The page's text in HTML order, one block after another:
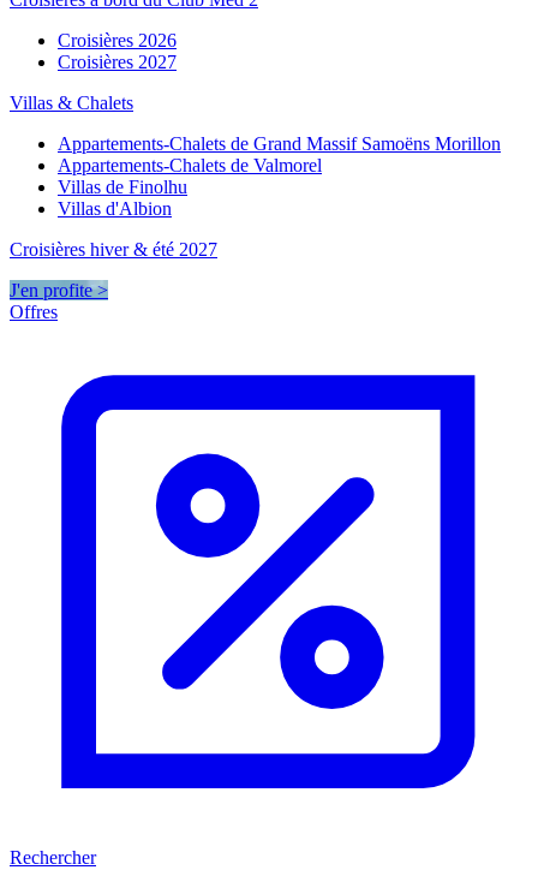
Croisières 2026
Croisières 2027
Villas & Chalets
Appartements-Chalets de Grand Massif Samoëns Morillon
Appartements-Chalets de Valmorel
Villas de Finolhu
Villas d'Albion
Croisières hiver & été 2027
J'en profite >
Offres
Rechercher